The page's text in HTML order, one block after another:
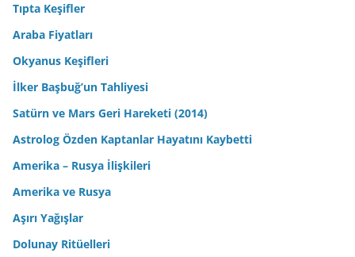
Tıpta Keşifler
Araba Fiyatları
Okyanus Keşifleri
İlker Başbuğ’un Tahliyesi
Satürn ve Mars Geri Hareketi (2014)
Astrolog Özden Kaptanlar Hayatını Kaybetti
Amerika – Rusya İlişkileri
Amerika ve Rusya
Aşırı Yağışlar
Dolunay Ritüelleri